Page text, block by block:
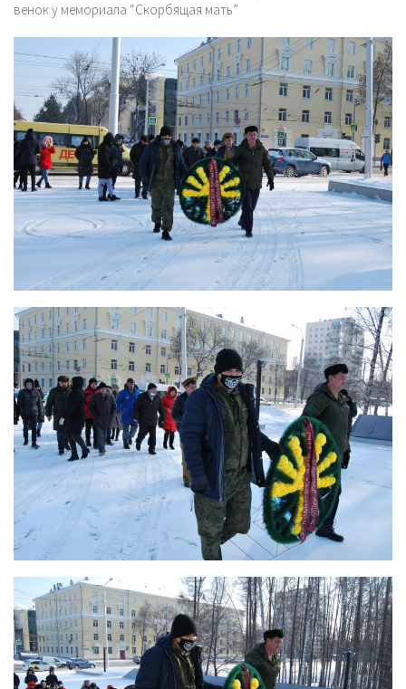
венок у мемориала “Скорбящая мать”